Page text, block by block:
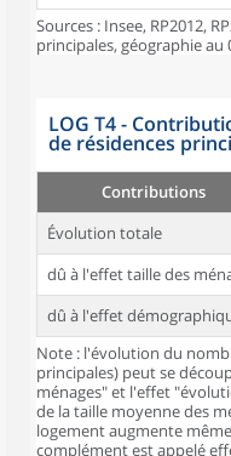
Sources : Insee, RP2012,
principales, géographie au
LOG T4 -
de résidences
Contributions
Évolution totale
dû à l'effet taille des
dû à l'effet
Note : l'évolution du
principales) peut se
ménages" et l'effet
de la taille moyenne des
logement augmente
complément est appelé